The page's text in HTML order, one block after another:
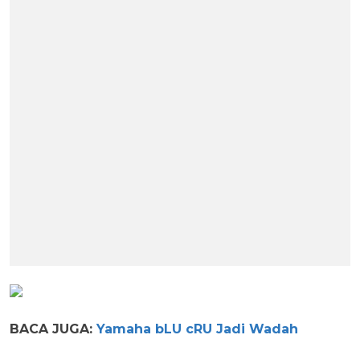
BACA JUGA: Yamaha bLU cRU Jadi Wadah